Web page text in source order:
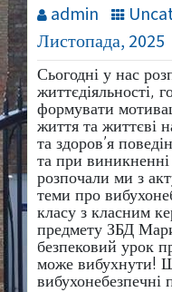
admin
Листопада, 2025
Сьогодні у нас
життєдіяльності,
формувати
життя та життєві
та здоров’я
та при
розпочали ми з
теми про
класу з класним
предмету ЗБД
безпековий урок
може вибухнути!
вибухонебезпечні